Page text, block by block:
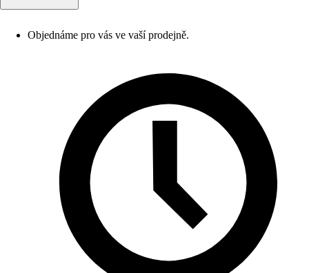
Objednáme pro vás ve vaší prodejně.